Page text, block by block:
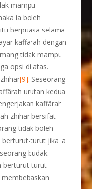
mampu
ia boleh
berpuasa selama
kaffarah dengan
tidak mampu
opsi di atas.
[9]. Seseorang
urutan kedua
kaffârah
zhihar bersifat
tidak boleh
berturut-turut jika ia
budak.
berturut-turut